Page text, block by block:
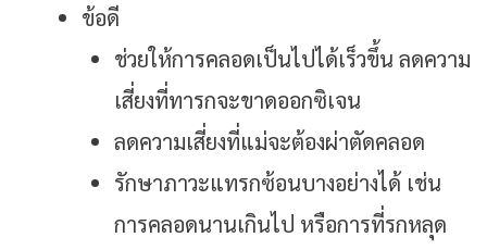
ข้อดี
ช่วยให้การคลอดเป็นไปได้เร็วขึ้น ลดความ
เสี่ยงที่ทารกจะขาดออกซิเจน
ลดความเสี่ยงที่แม่จะต้องผ่าตัดคลอด
รักษาภาวะแทรกซ้อนบางอย่างได้ เช่น
การคลอดนานเกินไป หรือการที่รกหลุด